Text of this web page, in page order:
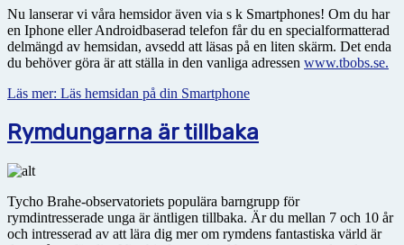
Nu lanserar vi våra hemsidor även via s k Smartphones! Om du har
en Iphone eller Androidbaserad telefon får du en specialformatterad
delmängd av hemsidan, avsedd att läsas på en liten skärm. Det enda
du behöver göra är att ställa in den vanliga adressen www.tbobs.se.
Läs mer: Läs hemsidan på din Smartphone
Rymdungarna är tillbaka
Tycho Brahe-observatoriets populära barngrupp för
rymdintresserade unga är äntligen tillbaka. Är du mellan 7 och 10 år
och intresserad av att lära dig mer om rymdens fantastiska värld är